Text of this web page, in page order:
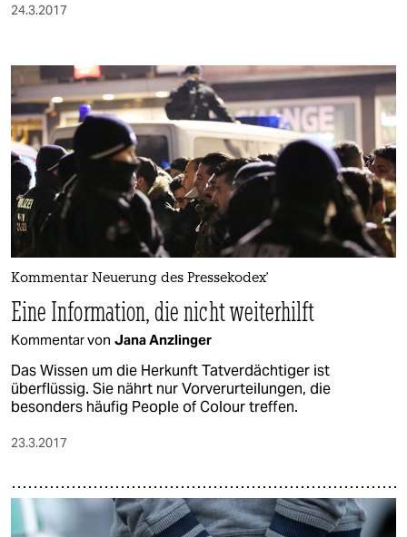
24.3.2017
Kommentar Neuerung des Pressekodex'
Eine Information, die nicht weiterhilft
Kommentar von Jana Anzlinger
Das Wissen um die Herkunft Tatverdächtiger ist
überflüssig. Sie nährt nur Vorverurteilungen, die
besonders häufig People of Colour treffen.
23.3.2017